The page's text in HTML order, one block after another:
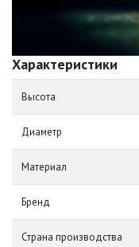
Характеристики
Высота
Диаметр
Материал
Бренд
Страна производства